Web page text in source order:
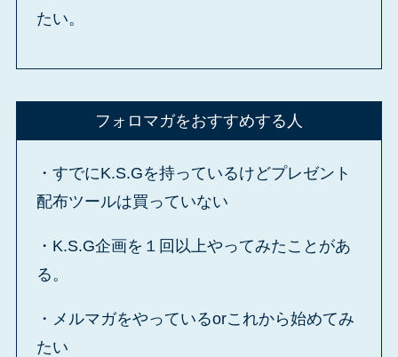
たい。
フォロマガをおすすめする人
・すでにK.S.Gを持っているけどプレゼント
配布ツールは買っていない
・K.S.G企画を１回以上やってみたことがあ
る。
・メルマガをやっているorこれから始めてみ
たい